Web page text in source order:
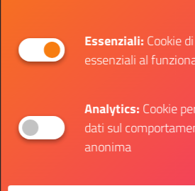
Essenziali:Cookie
essenziali al
Analytics:Cookie
dati sul
anonima